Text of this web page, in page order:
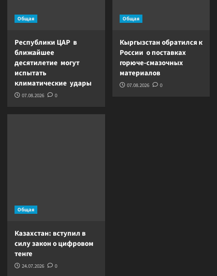
Общая
Республики ЦАР в
ближайшее
десятилетие могут
испытать
климатические удары
07.08.2026 0
Общая
Кыргызстан обратился к
России о поставках
горюче-смазочных
материалов
07.08.2026 0
Общая
Казахстан: вступил в
силу закон о цифровом
тенге
24.07.2026 0